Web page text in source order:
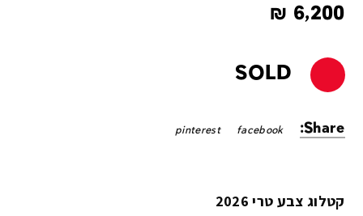
6,200
₪
SOLD
Share:
facebook
pinterest
קטלוג צבע טרי 2026